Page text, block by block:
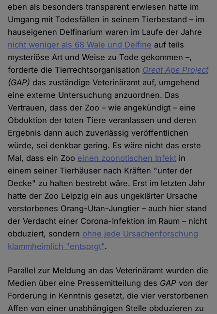
eben als besonders transparent erwiesen hatte im
Umgang mit Todesfällen in seinem Tierbestand – im
hauseigenen Delfinarium waren im Laufe der Jahre
nicht weniger als 68 Wale und Delfine auf teils
mysteriöse Art und Weise zu Tode gekommen –,
forderte die Tierrechtsorganisation Great Ape Project
(GAP) das zuständige Veterinäramt auf, umgehend
eine externe Untersuchung anzuordnen. Das
Vertrauen, dass der Zoo – wie angekündigt – eine
Obduktion der toten Tiere veranlassen und deren
Ergebnis dann auch zuverlässig veröffentlichen
würde, sei denkbar gering. Es wäre nicht das erste
Mal, dass ein Zoo einen zoonotischen Infekt in
einem seiner Tierhäuser nach Kräften "unter der
Decke" zu halten bestrebt wäre. Erst im letzten Jahr
hatte der Zoo Leipzig ein aus ungeklärter Ursache
verstorbenes Orang-Utan-Jungtier – auch hier stand
der Verdacht einer Corona-Infektion im Raum – nicht
obduziert, sondern ohne jede Ursachenforschung
klammheimlich "entsorgt".
Parallel zur Meldung an das Veterinäramt wurden die
Medien über eine Pressemitteilung des GAP von der
Forderung in Kenntnis gesetzt, die vier verstorbenen
Affen von einer unabhängigen Stelle obduzieren zu